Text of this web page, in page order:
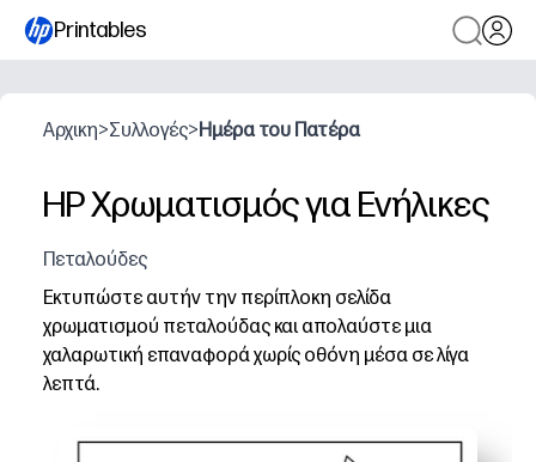
Printables
Αρχικη>Συλλογές>Ημέρα του Πατέρα
HP Χρωματισμός για Ενήλικες
Πεταλούδες
Εκτυπώστε αυτήν την περίπλοκη σελίδα
χρωματισμού πεταλούδας και απολαύστε μια
χαλαρωτική επαναφορά χωρίς οθόνη μέσα σε λίγα
λεπτά.
Χωρίς προετοιμασία - κατεβάστε, εκτυπώστε και